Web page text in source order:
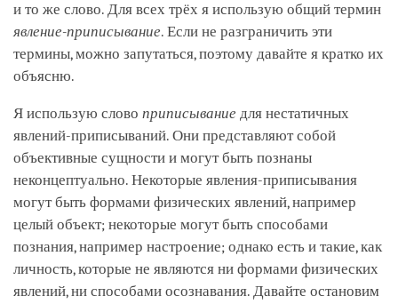
и то же слово. Для всех трёх я использую общий термин
явление-приписывание. Если не разграничить эти
термины, можно запутаться, поэтому давайте я кратко их
объясню.
Я использую слово приписывание для нестатичных
явлений-приписываний. Они представляют собой
объективные сущности и могут быть познаны
неконцептуально. Некоторые явления-приписывания
могут быть формами физических явлений, например
целый объект; некоторые могут быть способами
познания, например настроение; однако есть и такие, как
личность, которые не являются ни формами физических
явлений, ни способами осознавания. Давайте остановим